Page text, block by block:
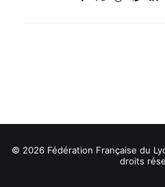
© 2026 Fédération Française du
droits